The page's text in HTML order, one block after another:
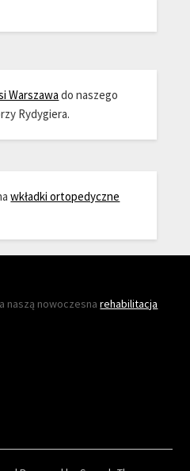
Warszawa do naszego
Rydygiera.
wkładki ortopedyczne
naszą nowoczesnarehabilitacja